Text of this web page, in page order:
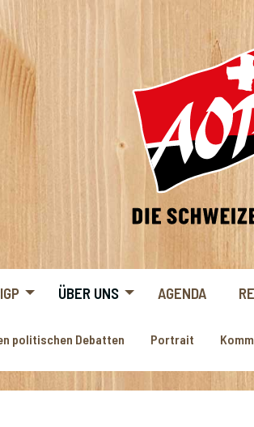
ÜBER UNS AGENDA
politischen Debatten Portrait